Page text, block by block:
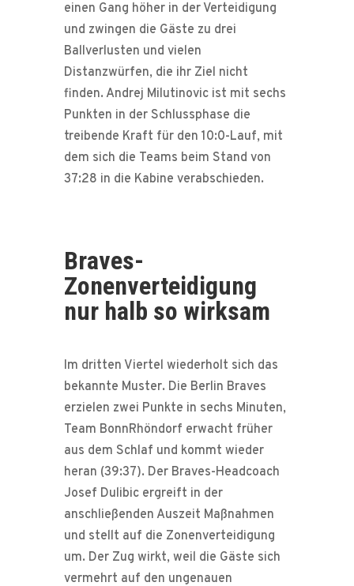
einen Gang höher in der Verteidigung
und zwingen die Gäste zu drei
Ballverlusten und vielen
Distanzwürfen, die ihr Ziel nicht
finden. Andrej Milutinovic ist mit sechs
Punkten in der Schlussphase die
treibende Kraft für den 10:0-Lauf, mit
dem sich die Teams beim Stand von
37:28 in die Kabine verabschieden.
Braves-
Zonenverteidigung
nur halb so wirksam
Im dritten Viertel wiederholt sich das
bekannte Muster. Die Berlin Braves
erzielen zwei Punkte in sechs Minuten,
Team BonnRhöndorf erwacht früher
aus dem Schlaf und kommt wieder
heran (39:37). Der Braves-Headcoach
Josef Dulibic ergreift in der
anschließenden Auszeit Maßnahmen
und stellt auf die Zonenverteidigung
um. Der Zug wirkt, weil die Gäste sich
vermehrt auf den ungenauen